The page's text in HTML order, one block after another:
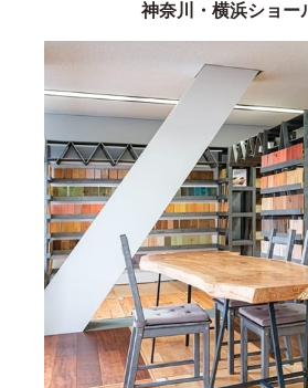
神奈川・横浜ショー